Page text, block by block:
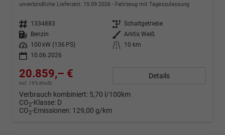
unverbindliche Lieferzeit: 15.09.2026 Fahrzeug mit Tageszulassung
Fahrzeugnr. 1334883 Getriebe Schaltgetriebe
Kraftstoff
Benzin Außenfarbe Arktis Weiß
Leistung
100 kW (136 PS) Kilometerstand
10 km
10.06.2026
20.859,– €
incl. 19% MwSt.
Details
Verbrauch kombiniert: 5,70 l/100km
CO2-Klasse: D
CO2-Emissionen: 129,00 g/km